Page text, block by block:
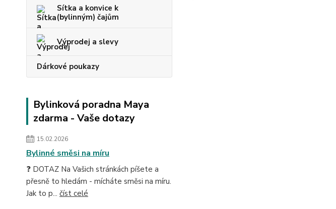
Sítka a konvice k
(bylinným) čajům
Výprodej a slevy
Dárkové poukazy
Bylinková poradna Maya
zdarma - Vaše dotazy
15.02.2026
Bylinné směsi na míru
❓ DOTAZ Na Vašich stránkách píšete a
přesně to hledám - mícháte směsi na míru.
Jak to p... číst celé